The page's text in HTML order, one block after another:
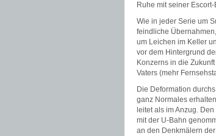
Ruhe mit seiner
Wie in jeder Serie um
feindliche
um Leichen im Keller
vor dem Hintergrund
Konzerns in die
Vaters (mehr
Die Deformation
ganz Normales
leitet als im Anzug.
mit der U-Bahn
an den Denkmälern